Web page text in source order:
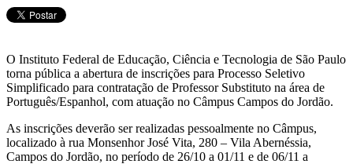
O Instituto Federal de Educação, Ciência e Tecnologia de São Paulo
torna pública a abertura de inscrições para Processo Seletivo
Simplificado para contratação de Professor Substituto na área de
Português/Espanhol, com atuação no Câmpus Campos do Jordão.
As inscrições deverão ser realizadas pessoalmente no Câmpus,
localizado à rua Monsenhor José Vita, 280 – Vila Abernéssia,
Campos do Jordão, no período de 26/10 a 01/11 e de 06/11 a